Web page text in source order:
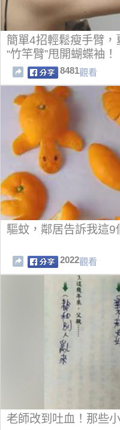
簡單4招輕鬆瘦手臂
“竹竿臂”甩開蝴蝶袖！
8481觀看
驅蚊，鄰居告訴我這
2022觀看
老師改到吐血！那些